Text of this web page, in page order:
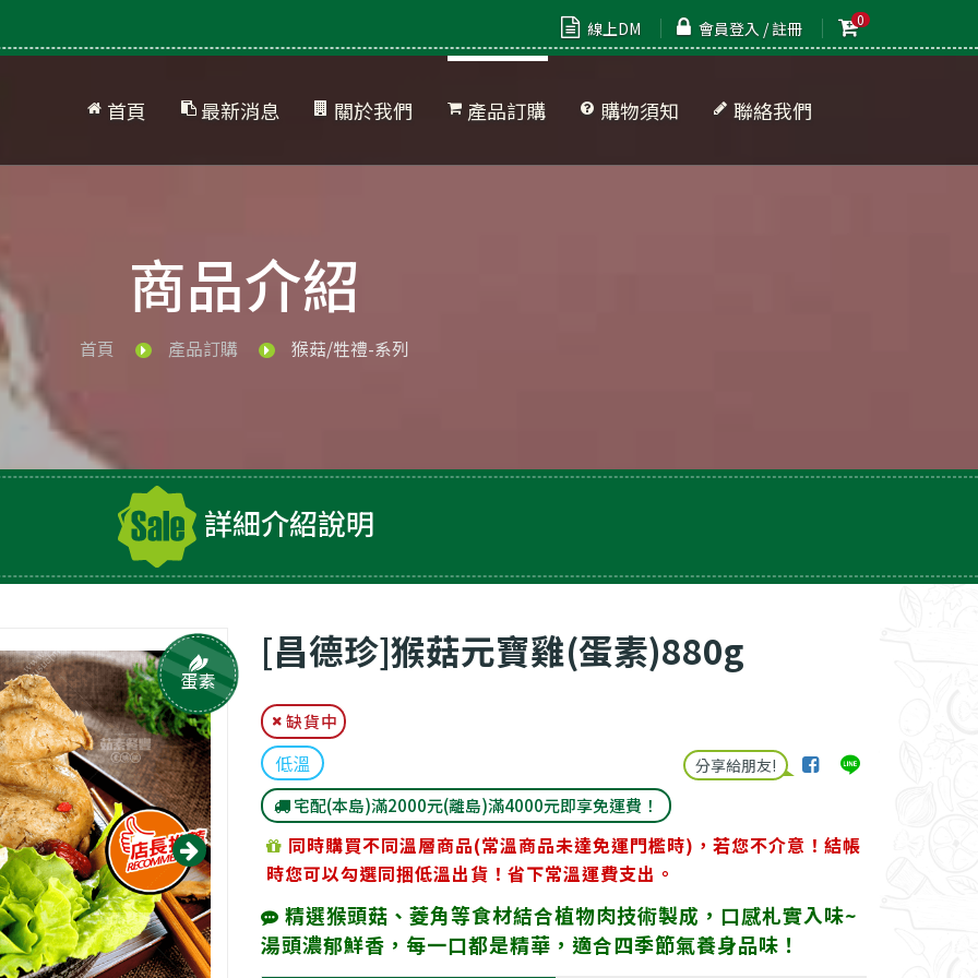
線上DM 會員登入 / 註冊 0
首頁 最新消息 關於我們 產品訂購 購物須知 聯絡我們
商品介紹
首頁 產品訂購 猴菇/牲禮-系列
詳細介紹說明
蛋素
[昌德珍]猴菇元寶雞(蛋素)880g
缺貨中
低溫 分享給朋友!
宅配(本島)滿2000元(離島)滿4000元即享免運費！
同時購買不同溫層商品(常溫商品未達免運門檻時)，若您不介意！結帳
時您可以勾選同捆低溫出貨！省下常溫運費支出。
精選猴頭菇、菱角等食材結合植物肉技術製成，口感札實入味~
湯頭濃郁鮮香，每一口都是精華，適合四季節氣養身品味！